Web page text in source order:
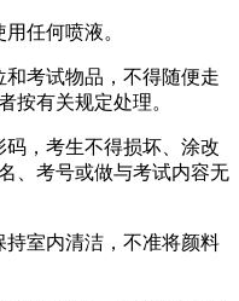
任何喷液。
考试物品，不得随便走
按有关规定处理。
，考生不得损坏、涂改
、考号或做与考试内容无
室内清洁，不准将颜料